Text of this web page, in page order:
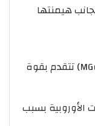
هيمنتها
زحف صيني: العلامات الصينية (شيري وMG) تتقدم بقوة
الأوروبية بسبب